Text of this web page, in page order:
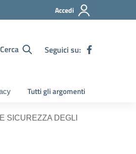
Accedi
Cerca Seguici su:
Tutti gli argomenti
SICUREZZA DEGLI